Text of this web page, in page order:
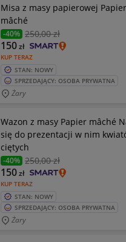
Misa z masy papierowej Papier
mâché
-40% 250,00 zł
KUP TERAZ
150zł
STAN: NOWY
SPRZEDAJĄCY: OSOBA PRYWATNA
Żary
Wazon z masy Papier mâché Nadaje
się do prezentacji w nim
ciętych
-40% 250,00 zł
KUP TERAZ
150zł
STAN: NOWY
SPRZEDAJĄCY: OSOBA PRYWATNA
Żary